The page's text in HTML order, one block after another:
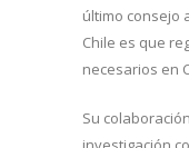
último consejo
Chile es que
necesarios en
Su